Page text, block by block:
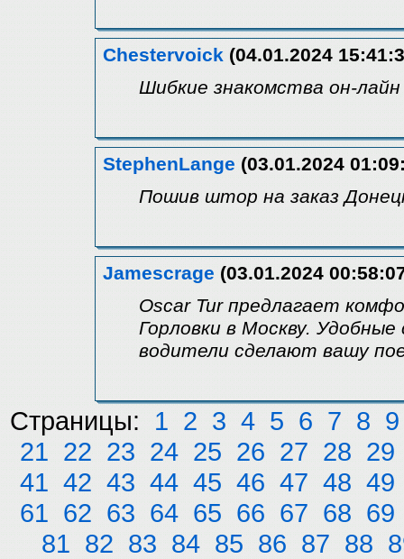
Chestervoick (04.01.2024
Шибкие знакомства он-
StephenLange (03.01.2024
Пошив штор на заказ
Jamescrage (03.01.2024
Oscar Tur предлагает
Горловки в Москву.
водители сделают вашу
Страницы: 1 2 3 4 5 6 7 8 9
21 22 23 24 25 26 27 28 29
41 42 43 44 45 46 47 48 49
61 62 63 64 65 66 67 68 69
81 82 83 84 85 86 87 88